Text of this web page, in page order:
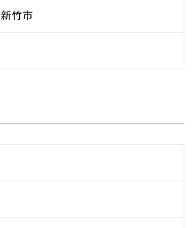
新竹市